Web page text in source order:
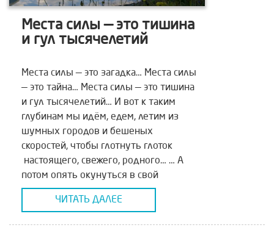
Места силы — это тишина
и гул тысячелетий
Места силы — это загадка… Места силы
— это тайна… Места силы — это тишина
и гул тысячелетий… И вот к таким
глубинам мы идём, едем, летим из
шумных городов и бешеных
скоростей, чтобы глотнуть глоток
настоящего, свежего, родного… … А
потом опять окунуться в свой
привычный мир, но с внутренним
ощущением, а ведь есть […]
ЧИТАТЬ ДАЛЕЕ